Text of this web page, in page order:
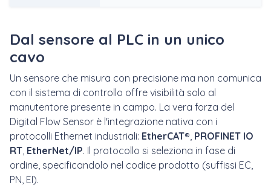
Dal sensore al PLC in un unico
cavo
Un sensore che misura con precisione ma non comunica
con il sistema di controllo offre visibilità solo al
manutentore presente in campo. La vera forza del
Digital Flow Sensor è l'integrazione nativa con i
protocolli Ethernet industriali: EtherCAT®, PROFINET IO
RT, EtherNet/IP. Il protocollo si seleziona in fase di
ordine, specificandolo nel codice prodotto (suffissi EC,
PN, EI).